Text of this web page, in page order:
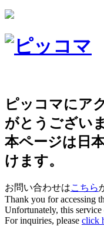
ピッコマにア
がとうござい
本ページは日
けます。
お問い合わせはこちら
Thank you for accessing
Unfortunately, this
For inquiries, please click